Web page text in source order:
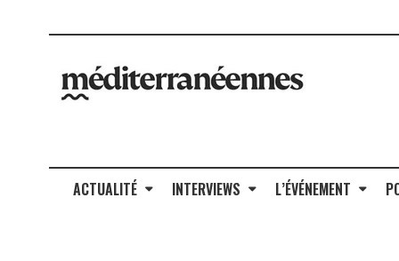
ACTUALITÉ INTERVIEWS L’ÉVÉNEMENT